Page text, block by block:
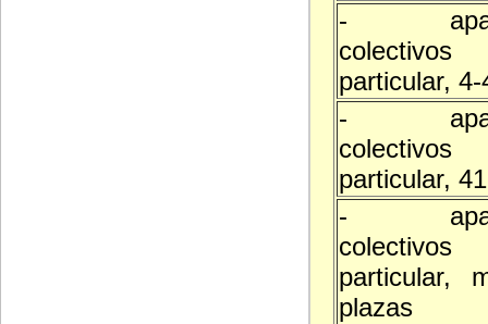
-
particular,
-
particular,
-
particular,
plazas